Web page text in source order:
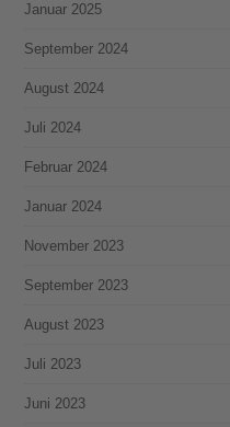
Januar 2025
September 2024
August 2024
Juli 2024
Februar 2024
Januar 2024
November 2023
September 2023
August 2023
Juli 2023
Juni 2023